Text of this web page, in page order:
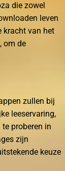
die zowel
leven
kracht van het
om de
zullen bij
leeservaring,
proberen in
zijn
keuze